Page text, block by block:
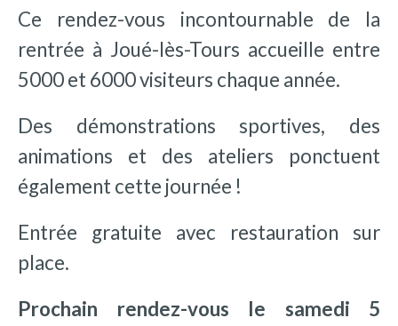
Ce rendez-vous incontournable de la
rentrée à Joué-lès-Tours accueille entre
5000 et 6000 visiteurs chaque année.
Des démonstrations sportives, des
animations et des ateliers ponctuent
également cette journée !
Entrée gratuite avec restauration sur
place.
Prochain rendez-vous le samedi 5